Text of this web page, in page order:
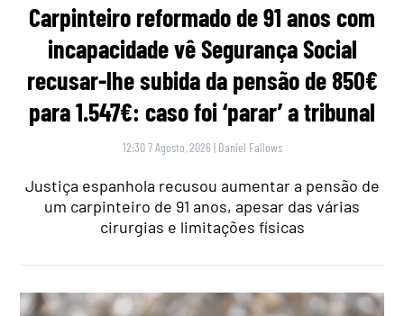
Carpinteiro reformado de 91 anos com
incapacidade vê Segurança Social
recusar-lhe subida da pensão de 850€
para 1.547€: caso foi ‘parar’ a tribunal
12:30 7 Agosto, 2026 | Daniel Fallows
Justiça espanhola recusou aumentar a pensão de
um carpinteiro de 91 anos, apesar das várias
cirurgias e limitações físicas